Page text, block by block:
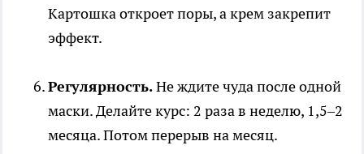
Картошка откроет поры, а крем закрепит
эффект.
Регулярность.Не ждите чуда после одной
маски. Делайте курс: 2 раза в неделю, 1,5–2
месяца. Потом перерыв на месяц.